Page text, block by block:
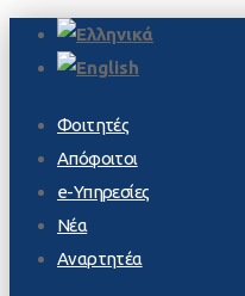
Φοιτητές
Απόφοιτοι
e-Υπηρεσίες
Νέα
Αναρτητέα